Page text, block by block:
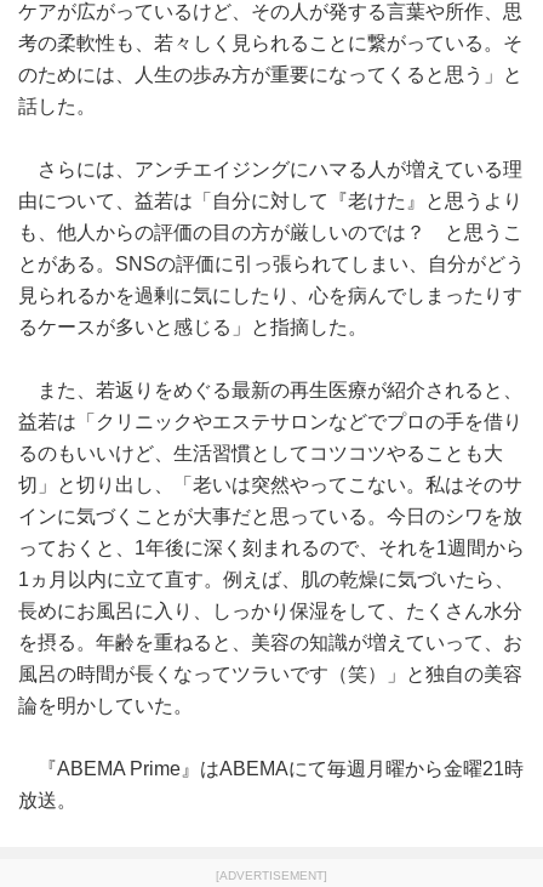
ケアが広がっているけど、その人が発する言葉や所作、思
考の柔軟性も、若々しく見られることに繋がっている。そ
のためには、人生の歩み方が重要になってくると思う」と
話した。
さらには、アンチエイジングにハマる人が増えている理
由について、益若は「自分に対して『老けた』と思うより
も、他人からの評価の目の方が厳しいのでは？ と思うこ
とがある。SNSの評価に引っ張られてしまい、自分がどう
見られるかを過剰に気にしたり、心を病んでしまったりす
るケースが多いと感じる」と指摘した。
また、若返りをめぐる最新の再生医療が紹介されると、
益若は「クリニックやエステサロンなどでプロの手を借り
るのもいいけど、生活習慣としてコツコツやることも大
切」と切り出し、「老いは突然やってこない。私はそのサ
インに気づくことが大事だと思っている。今日のシワを放
っておくと、1年後に深く刻まれるので、それを1週間から
1ヵ月以内に立て直す。例えば、肌の乾燥に気づいたら、
長めにお風呂に入り、しっかり保湿をして、たくさん水分
を摂る。年齢を重ねると、美容の知識が増えていって、お
風呂の時間が長くなってツラいです（笑）」と独自の美容
論を明かしていた。
『ABEMA Prime』はABEMAにて毎週月曜から金曜21時
放送。
[ADVERTISEMENT]